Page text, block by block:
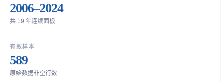
2006–2024
共 19 年连续面板
有效样本
589
原始数据非空行数